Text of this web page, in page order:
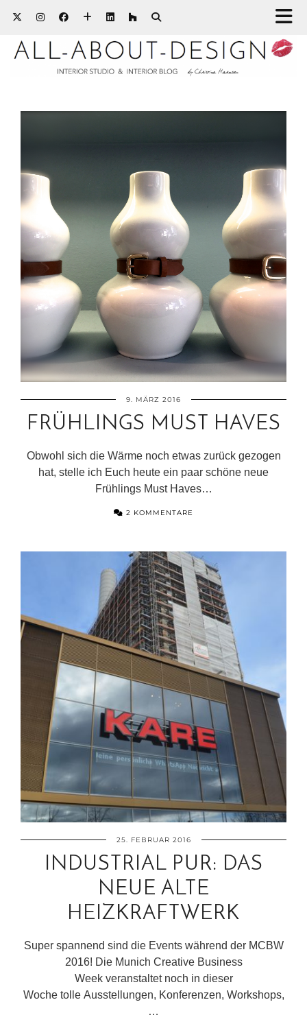
9. MÄRZ 2016
FRÜHLINGS MUST HAVES
Obwohl sich die Wärme noch etwas zurück gezogen
hat, stelle ich Euch heute ein paar schöne neue
Frühlings Must Haves…
2 KOMMENTARE
25. FEBRUAR 2016
INDUSTRIAL PUR: DAS
NEUE ALTE
HEIZKRAFTWERK
Super spannend sind die Events während der MCBW
2016! Die Munich Creative Business
Week veranstaltet noch in dieser
Woche tolle Ausstellungen, Konferenzen, Workshops,
…